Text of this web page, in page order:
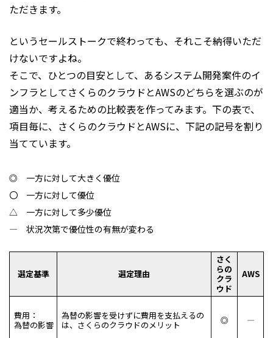
ただきます。
――というセールストークで終わっても、それこそ納得いただ
けないですよね。
そこで、ひとつの目安として、あるシステム開発案件のイ
ンフラとしてさくらのクラウドとAWSのどちらを選ぶのが
適当か、考えるための比較表を作ってみます。下の表で、
項目毎に、さくらのクラウドとAWSに、下記の記号を割り
当てています。
◎ 一方に対して大きく優位
〇 一方に対して優位
△ 一方に対して多少優位
― 状況次第で優位性の有無が変わる
選定基準 選定理由
さく
らの
クラ
ウド
AWS
費用：
為替の影響
為替の影響を受けずに費用を支払えるの
は、さくらのクラウドのメリット
◎ ―